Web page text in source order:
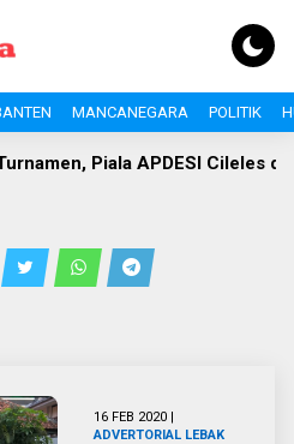
MANCANEGARA POLITIK
Piala APDESI Cileles dan
16 FEB 2020 |
ADVERTORIAL LEBAK